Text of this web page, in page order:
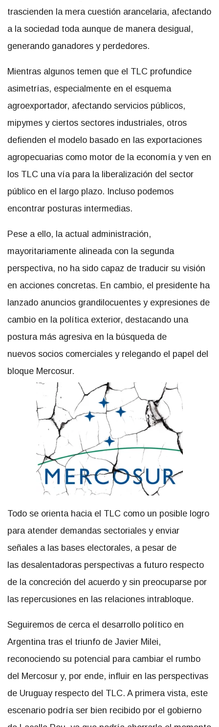
trascienden la mera cuestión arancelaria, afectando
a la sociedad toda aunque de manera desigual,
generando ganadores y perdedores.
Mientras algunos temen que el TLC profundice
asimetrías, especialmente en el esquema
agroexportador, afectando servicios públicos,
mipymes y ciertos sectores industriales, otros
defienden el modelo basado en las exportaciones
agropecuarias como motor de la economía y ven en
los TLC una vía para la liberalización del sector
público en el largo plazo. Incluso podemos
encontrar posturas intermedias.
Pese a ello, la actual administración,
mayoritariamente alineada con la segunda
perspectiva, no ha sido capaz de traducir su visión
en acciones concretas. En cambio, el presidente ha
lanzado anuncios grandilocuentes y expresiones de
cambio en la política exterior, destacando una
postura más agresiva en la búsqueda de
nuevos socios comerciales y relegando el papel del
bloque Mercosur.
Todo se orienta hacia el TLC como un posible logro
para atender demandas sectoriales y enviar
señales a las bases electorales, a pesar de
las desalentadoras perspectivas a futuro respecto
de la concreción del acuerdo y sin preocuparse por
las repercusiones en las relaciones intrabloque.
Seguiremos de cerca el desarrollo político en
Argentina tras el triunfo de Javier Milei,
reconociendo su potencial para cambiar el rumbo
del Mercosur y, por ende, influir en las perspectivas
de Uruguay respecto del TLC. A primera vista, este
escenario podría ser bien recibido por el gobierno